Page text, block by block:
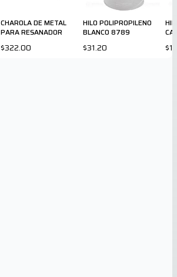
CHAROLA DE METAL
PARA RESANADOR
$322.00
HILO POLIPROPILENO
BLANCO 8789
$31.20